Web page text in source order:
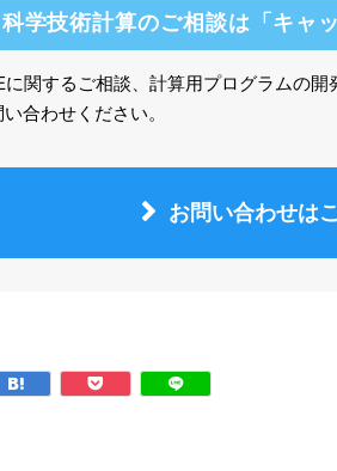
科学技術計算のご相談は「キャ
関するご相談、計算用プログラムの
合わせください。
お問い合わせは